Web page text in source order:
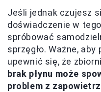
Jeśli jednak czujesz
doświadczenie w
spróbować
sprzęgło. Ważne,
upewnić się, że
brak płynu może
problem z